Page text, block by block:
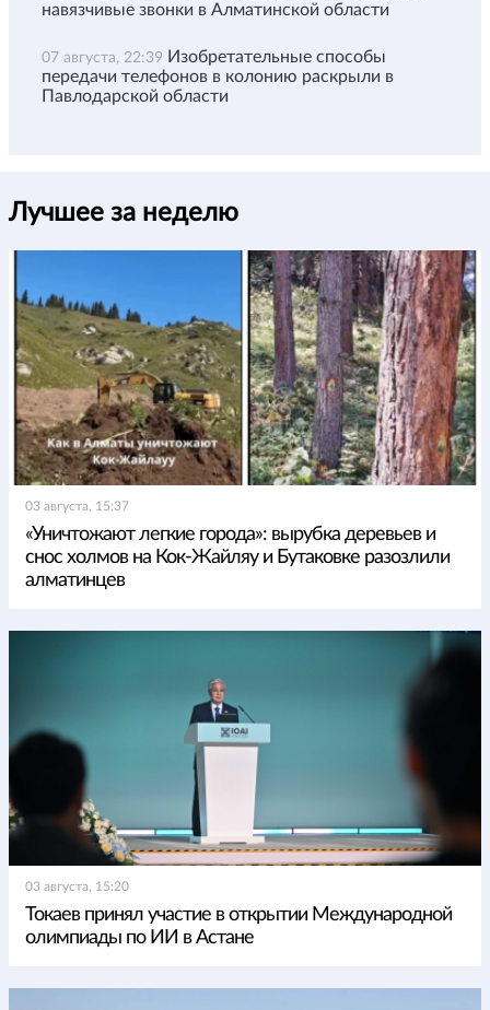
навязчивые звонки в Алматинской области
07 августа, 22:39 Изобретательные способы
передачи телефонов в колонию раскрыли в
Павлодарской области
Лучшее за неделю
03 августа, 15:37
«Уничтожают легкие города»: вырубка деревьев и
снос холмов на Кок-Жайляу и Бутаковке разозлили
алматинцев
03 августа, 15:20
Токаев принял участие в открытии Международной
олимпиады по ИИ в Астане